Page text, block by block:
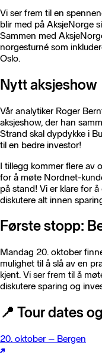
Vi ser frem til en
blir med på AksjeNorge
Sammen med
norgesturné som
Oslo.
Nytt aksjeshow
Vår analytiker Roger
aksjeshow, der han
Strand skal dypdykke i
til en bedre investor!
I tillegg kommer flere av
for å møte Nordnet-
på stand! Vi er klare for
diskutere alt innen
Første stopp:
Mandag 20. oktober
mulighet til å slå av en
kjent. Vi ser frem til å
diskutere sparing og
📍 Tour dates
20. oktober – Bergen